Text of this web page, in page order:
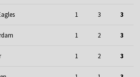
1 3 3
1 2 3
1 2 3